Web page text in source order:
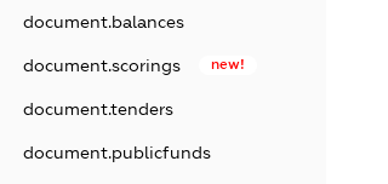
document.balances
document.scorings new!
document.tenders
document.publicfunds